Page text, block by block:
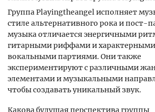
Группа Playingtheangel исполняет
стиле альтернативного рока и пост-
музыка отличается энергичными
гитарными риффами и характерными
вокальными партиями. Они также
экспериментируют с различными
элементами и музыкальными
чтобы создавать уникальный звук.